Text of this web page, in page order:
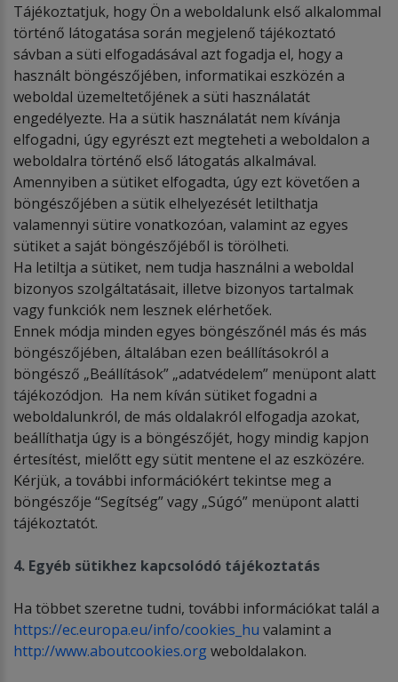
Tájékoztatjuk, hogy Ön a weboldalunk első alkalommal
történő látogatása során megjelenő tájékoztató
sávban a süti elfogadásával azt fogadja el, hogy a
használt böngészőjében, informatikai eszközén a
weboldal üzemeltetőjének a süti használatát
engedélyezte. Ha a sütik használatát nem kívánja
elfogadni, úgy egyrészt ezt megteheti a weboldalon a
weboldalra történő első látogatás alkalmával.
Amennyiben a sütiket elfogadta, úgy ezt követően a
böngészőjében a sütik elhelyezését letilthatja
valamennyi sütire vonatkozóan, valamint az egyes
sütiket a saját böngészőjéből is törölheti.
Ha letiltja a sütiket, nem tudja használni a weboldal
bizonyos szolgáltatásait, illetve bizonyos tartalmak
vagy funkciók nem lesznek elérhetőek.
Ennek módja minden egyes böngészőnél más és más
böngészőjében, általában ezen beállításokról a
böngésző „Beállítások” „adatvédelem” menüpont alatt
tájékozódjon. Ha nem kíván sütiket fogadni a
weboldalunkról, de más oldalakról elfogadja azokat,
beállíthatja úgy is a böngészőjét, hogy mindig kapjon
értesítést, mielőtt egy sütit mentene el az eszközére.
Kérjük, a további információkért tekintse meg a
böngészője “Segítség” vagy „Súgó” menüpont alatti
tájékoztatót.
4. Egyéb sütikhez kapcsolódó tájékoztatás
Ha többet szeretne tudni, további információkat talál a
https://ec.europa.eu/info/cookies_hu valamint a
http://www.aboutcookies.orgweboldalakon.